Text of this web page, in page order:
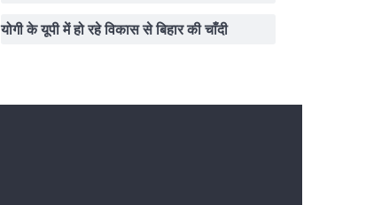
योगी के यूपी में हो रहे विकास से बिहार की चाँदी